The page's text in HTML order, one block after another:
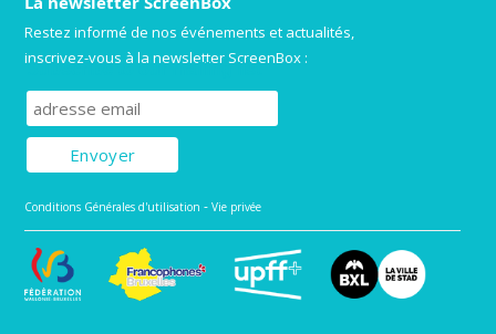
Restez informé de nos événements et actualités,
inscrivez-vous à la newsletter ScreenBox :
Subscribe to our mailing list
Conditions Générales d'utilisation -Vie privée